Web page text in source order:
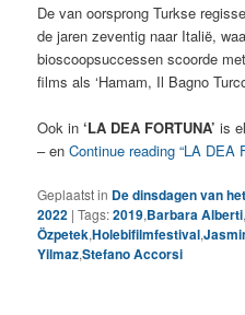
De van oorsprong Turkse
de jaren zeventig naar Italië,
bioscoopsuccessen scoorde
films als ‘Hamam, Il Bagno
Ook in‘LA DEA FORTUNA’ is
– enContinue reading “LA DEA
Geplaatst in De dinsdagen van
2022 |Tags:2019,Barbara Alberti,
Özpetek,Holebifilmfestival,
Yilmaz,Stefano Accorsi